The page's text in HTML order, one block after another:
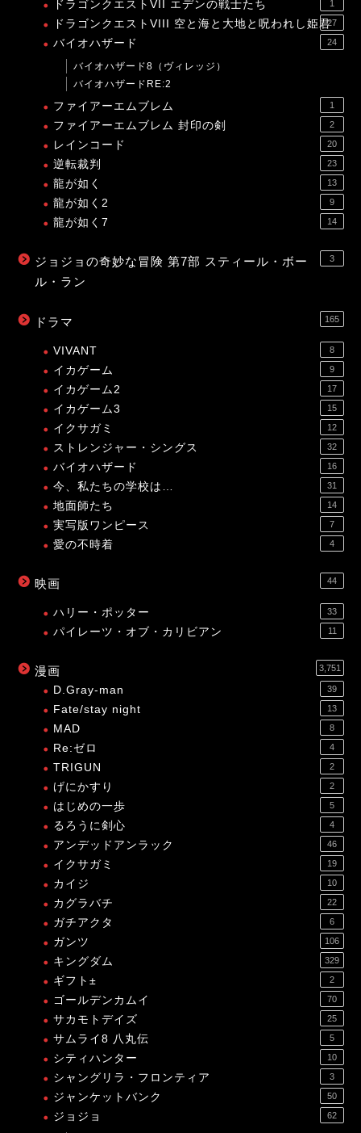
ドラゴンクエストVII エデンの戦士たち 1
ドラゴンクエストVIII 空と海と大地と呪われし姫君27
バイオハザード 24
バイオハザード8（ヴィレッジ）
バイオハザードRE:2
ファイアーエムブレム 1
ファイアーエムブレム 封印の剣 2
レインコード 20
逆転裁判 23
龍が如く 13
龍が如く2 9
龍が如く7 14
ジョジョの奇妙な冒険 第7部 スティール・ボー
ル・ラン
3
ドラマ 165
VIVANT 8
イカゲーム 9
イカゲーム2 17
イカゲーム3 15
イクサガミ 12
ストレンジャー・シングス 32
バイオハザード 16
今、私たちの学校は… 31
地面師たち 14
実写版ワンピース 7
愛の不時着 4
映画 44
ハリー・ポッター 33
パイレーツ・オブ・カリビアン 11
漫画 3,751
D.Gray-man 39
Fate/stay night 13
MAD 8
Re:ゼロ 4
TRIGUN 2
げにかすり 2
はじめの一歩 5
るろうに剣心 4
アンデッドアンラック 46
イクサガミ 19
カイジ 10
カグラバチ 22
ガチアクタ 6
ガンツ 106
キングダム 329
ギフト± 2
ゴールデンカムイ 70
サカモトデイズ 25
サムライ8 八丸伝 5
シティハンター 10
シャングリラ・フロンティア 3
ジャンケットバンク 50
ジョジョ 62